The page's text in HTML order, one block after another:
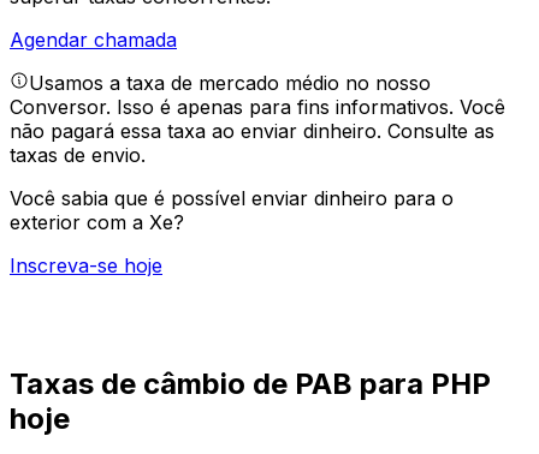
Agendar chamada
Usamos a taxa de mercado médio no nosso
Conversor. Isso é apenas para fins informativos. Você
não pagará essa taxa ao enviar dinheiro. Consulte as
taxas de envio.
Você sabia que é possível enviar dinheiro para o
exterior com a Xe?
Inscreva-se hoje
Taxas de câmbio de PAB para PHP
hoje